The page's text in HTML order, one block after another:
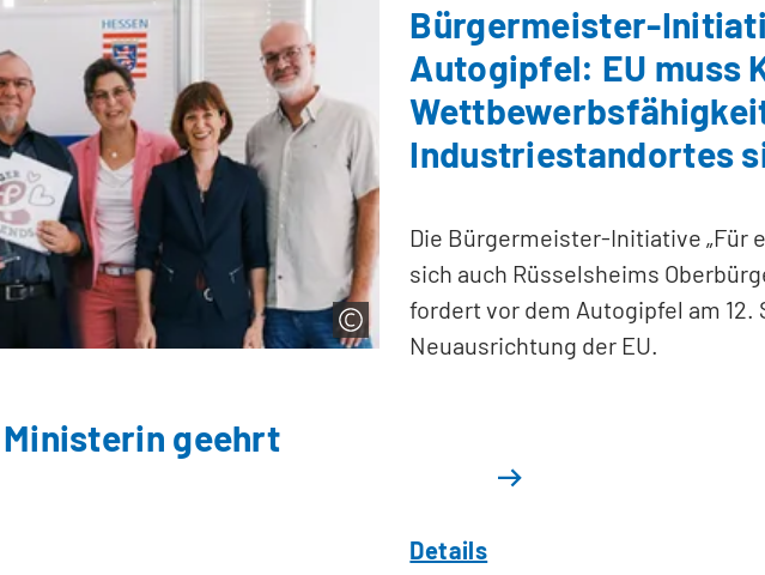
geehrt
Bürgermeister-
Autogipfel: EU muss
Industriestandortes
Die Bürgermeister-Initiative „Für
sich auch Rüsselsheims
fordert vor dem Autogipfel am
Neuausrichtung der EU.
Details